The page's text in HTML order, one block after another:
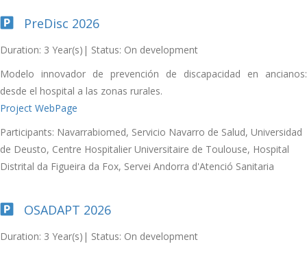
PreDisc 2026
Duration: 3 Year(s)| Status: On development
Modelo innovador de prevención de discapacidad en ancianos:
desde el hospital a las zonas rurales.
Project WebPage
Participants: Navarrabiomed, Servicio Navarro de Salud, Universidad
de Deusto, Centre Hospitalier Universitaire de Toulouse, Hospital
Distrital da Figueira da Fox, Servei Andorra d'Atenció Sanitaria
OSADAPT 2026
Duration: 3 Year(s)| Status: On development